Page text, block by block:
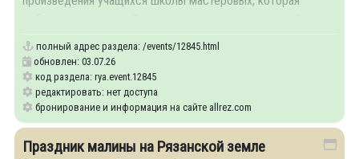
полный адрес раздела: /events/12845.html
обновлен: 03.07.26
код раздела: rya.event.12845
редактировать: нет доступа
бронирование и информация на сайте allrez.com
Праздник малины на Рязанской земле